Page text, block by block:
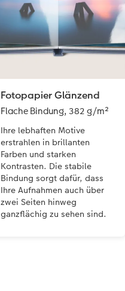
Fotopapier Glänzend
Flache Bindung, 382 g/m²
Ihre lebhaften Motive
erstrahlen in brillanten
Farben und starken
Kontrasten. Die stabile
Bindung sorgt dafür, dass
Ihre Aufnahmen auch über
zwei Seiten hinweg
ganzflächig zu sehen sind.